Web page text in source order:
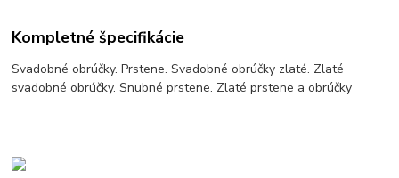
Kompletné špecifikácie
Svadobné obrúčky. Prstene. Svadobné obrúčky zlaté. Zlaté
svadobné obrúčky. Snubné prstene. Zlaté prstene a obrúčky